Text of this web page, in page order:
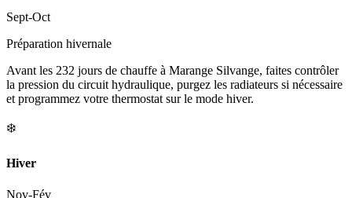
Sept-Oct
Préparation hivernale
Avant les 232 jours de chauffe à Marange Silvange, faites contrôler
la pression du circuit hydraulique, purgez les radiateurs si nécessaire
et programmez votre thermostat sur le mode hiver.
❄️
Hiver
Nov-Fév